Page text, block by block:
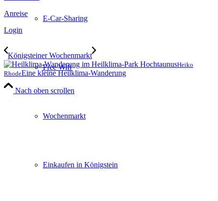
E-Car-Sharing
Free Wifi
Wochenmarkt
Einkaufen in Königstein
Anreise
Login
Königsteiner Wochenmarkt
Heiko
RhodeEine kleine Heilklima-Wanderung
Nach oben scrollen